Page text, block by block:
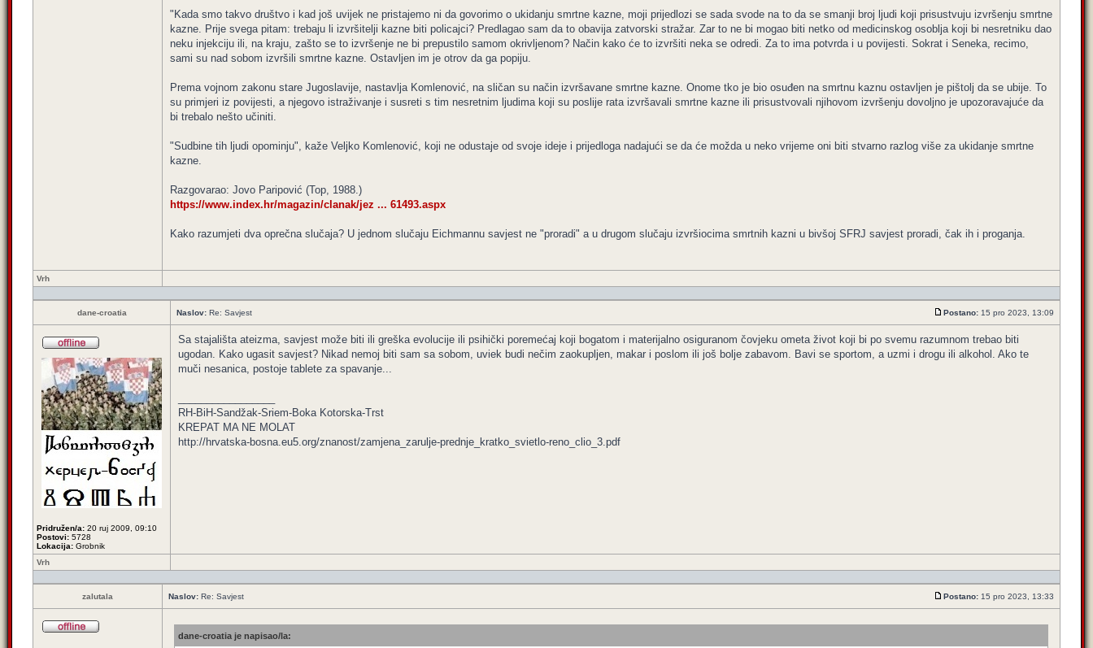
"Kada smo takvo društvo i kad još uvijek ne pristajemo ni da govorimo o ukidanju smrtne kazne, moji prijedlozi se sada svode na to da se smanji broj ljudi koji prisustvuju izvršenju smrtne
kazne. Prije svega pitam: trebaju li izvršitelji kazne biti policajci? Predlagao sam da to obavija zatvorski stražar. Zar to ne bi mogao biti netko od medicinskog osoblja koji bi nesretniku dao
neku injekciju ili, na kraju, zašto se to izvršenje ne bi prepustilo samom okrivljenom? Način kako će to izvršiti neka se odredi. Za to ima potvrda i u povijesti. Sokrat i Seneka, recimo,
sami su nad sobom izvršili smrtne kazne. Ostavljen im je otrov da ga popiju.
Prema vojnom zakonu stare Jugoslavije, nastavlja Komlenović, na sličan su način izvršavane smrtne kazne. Onome tko je bio osuđen na smrtnu kaznu ostavljen je pištolj da se ubije. To
su primjeri iz povijesti, a njegovo istraživanje i susreti s tim nesretnim ljudima koji su poslije rata izvršavali smrtne kazne ili prisustvovali njihovom izvršenju dovoljno je upozoravajuće da
bi trebalo nešto učiniti.
"Sudbine tih ljudi opominju", kaže Veljko Komlenović, koji ne odustaje od svoje ideje i prijedloga nadajući se da će možda u neko vrijeme oni biti stvarno razlog više za ukidanje smrtne
kazne.
Razgovarao: Jovo Paripović (Top, 1988.)
https://www.index.hr/magazin/clanak/jez ... 61493.aspx
Kako razumjeti dva oprečna slučaja? U jednom slučaju Eichmannu savjest ne "proradi" a u drugom slučaju izvršiocima smrtnih kazni u bivšoj SFRJ savjest proradi, čak ih i proganja.
Vrh
dane-croatia Naslov: Re: Savjest Postano: 15 pro 2023, 13:09
Pridružen/a: 20 ruj 2009, 09:10
Postovi: 5728
Lokacija: Grobnik
Sa stajališta ateizma, savjest može biti ili greška evolucije ili psihički poremećaj koji bogatom i materijalno osiguranom čovjeku ometa život koji bi po svemu razumnom trebao biti
ugodan. Kako ugasit savjest? Nikad nemoj biti sam sa sobom, uviek budi nečim zaokupljen, makar i poslom ili još bolje zabavom. Bavi se sportom, a uzmi i drogu ili alkohol. Ako te
muči nesanica, postoje tablete za spavanje...
RH-BiH-Sandžak-Sriem-Boka Kotorska-Trst
KREPAT MA NE MOLAT
http://hrvatska-bosna.eu5.org/znanost/zamjena_zarulje-prednje_kratko_svietlo-reno_clio_3.pdf
Vrh
zalutala Naslov: Re: Savjest Postano: 15 pro 2023, 13:33
dane-croatia je napisao/la: